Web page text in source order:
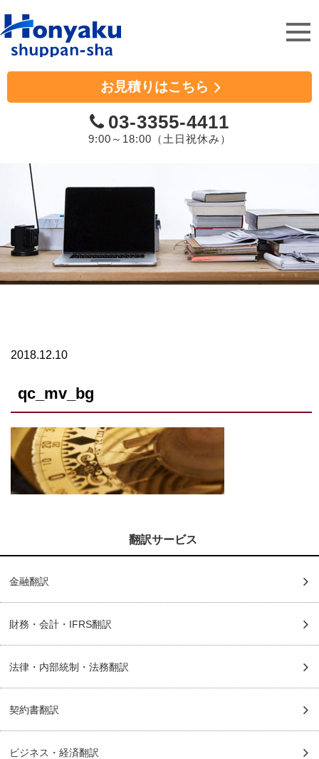
お見積りはこちら
03-3355-4411
9:00～18:00（土日祝休み）
2018.12.10
qc_mv_bg
翻訳サービス
金融翻訳
財務・会計・IFRS翻訳
法律・内部統制・法務翻訳
契約書翻訳
ビジネス・経済翻訳